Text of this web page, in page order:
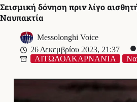
Σεισμική δόνηση πριν λίγο
Ναυπακτία
Messolonghi Voice
26 Δεκεμβρίου 2023, 21:37
ΑΙΤΩΛΟΑΚΑΡΝΑΝΊΑ